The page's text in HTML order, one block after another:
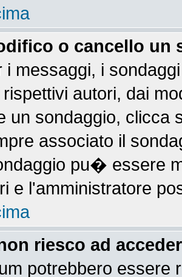
o cancello un
i messaggi, i
autori, dai
un sondaggio, clicca
associato il
pu� essere
e l'amministratore
riesco ad
potrebbero essere